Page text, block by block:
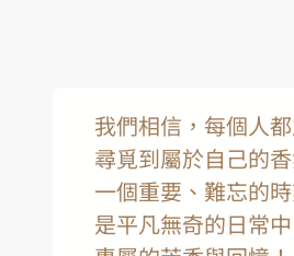
我們相信，每個人
尋覓到屬於自己的
一個重要、難忘的
是平凡無奇的日常